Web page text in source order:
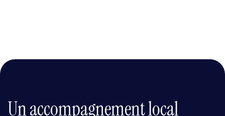
Un accompagnement local